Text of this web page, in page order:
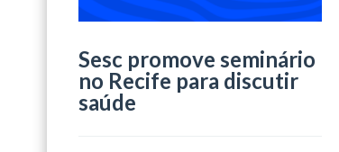
Sesc promove seminário
no Recife para discutir
saúde